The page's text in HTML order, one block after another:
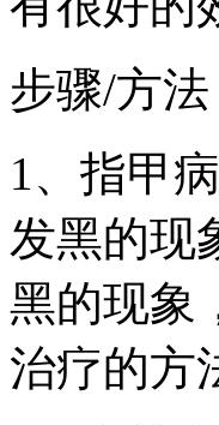
步骤/方法
1、指甲
发黑的现
黑的现象
治疗的方